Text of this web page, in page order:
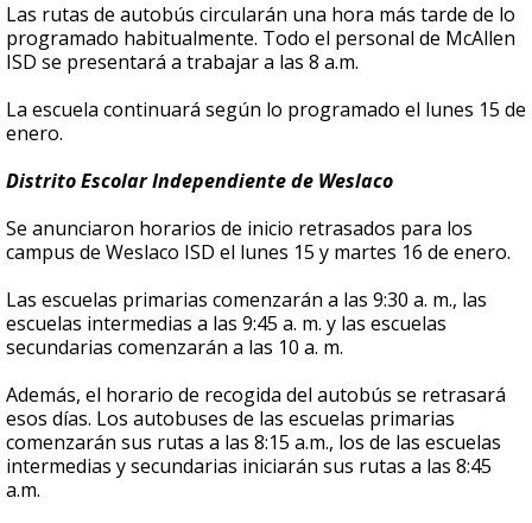
Las rutas de autobús circularán una hora más tarde de lo
programado habitualmente. Todo el personal de McAllen
ISD se presentará a trabajar a las 8 a.m.
La escuela continuará según lo programado el lunes 15 de
enero.
Distrito Escolar Independiente de Weslaco
Se anunciaron horarios de inicio retrasados para los
campus de Weslaco ISD el lunes 15 y martes 16 de enero.
Las escuelas primarias comenzarán a las 9:30 a. m., las
escuelas intermedias a las 9:45 a. m. y las escuelas
secundarias comenzarán a las 10 a. m.
Además, el horario de recogida del autobús se retrasará
esos días. Los autobuses de las escuelas primarias
comenzarán sus rutas a las 8:15 a.m., los de las escuelas
intermedias y secundarias iniciarán sus rutas a las 8:45
a.m.